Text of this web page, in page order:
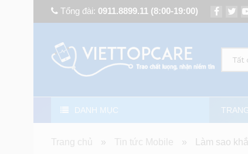
Tổng đài: 0911.8899.11 (8:00-19:00)
Tất
DANH MỤC
Trang chủ » Tin tức Mobile » Làm sao